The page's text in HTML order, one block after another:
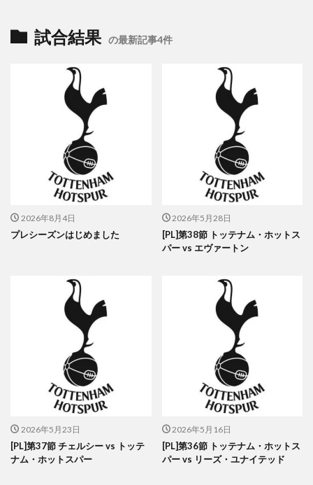
試合結果 の最新記事4件
2026年8月4日
プレシーズンはじめました
2026年5月28日
[PL]第38節 トッテナム・ホットス
パー vs エヴァートン
2026年5月23日
[PL]第37節 チェルシー vs トッテ
ナム・ホットスパー
2026年5月16日
[PL]第36節 トッテナム・ホットス
パー vs リーズ・ユナイテッド